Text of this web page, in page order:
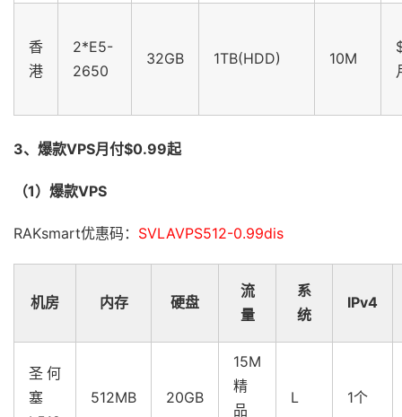
香
港
2*E5-
2650
32GB 1TB(HDD) 10M
3、爆款VPS月付$0.99起
（1）爆款VPS
RAKsmart优惠码： SVLAVPS512-0.99dis
机房 内存 硬盘
流
量
系
统
IPv4
圣何
塞
512MB 20GB
15M
精
品
L 1个